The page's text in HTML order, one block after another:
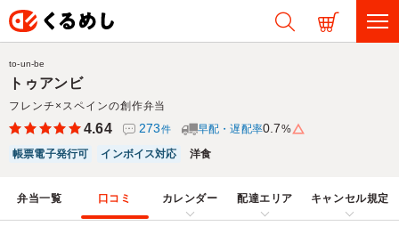
トゥアンビ
フレンチ×スペインの創作弁当
to-un-be
4.64 273件 早配・遅配率0.7%
帳票電子発行可
インボイス対応 洋食
弁当一覧 口コミ カレンダー 配達エリア キャンセル規定